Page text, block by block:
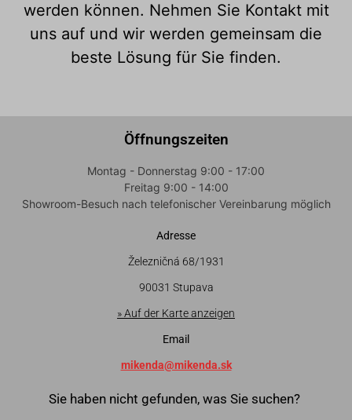
werden können. Nehmen Sie Kontakt mit
uns auf und wir werden gemeinsam die
beste Lösung für Sie finden.
Öffnungszeiten
Montag - Donnerstag 9:00 - 17:00
Freitag 9:00 - 14:00
Showroom-Besuch nach telefonischer Vereinbarung möglich
Adresse
Železničná 68/1931
90031 Stupava
» Auf der Karte anzeigen
Email
mikenda@mikenda.sk
Sie haben nicht gefunden, was Sie suchen?